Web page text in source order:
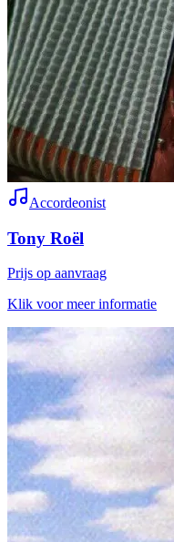
Accordeonist
Tony Roël
Prijs op aanvraag
Klik voor meer informatie